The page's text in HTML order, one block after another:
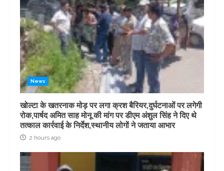
News
खोल्टा के खतरनाक मोड़ पर लगा क्रश बैरियर,दुर्घटनाओं पर लगेगी
रोक,पार्षद अमित साह मोनू की मांग पर डीएम अंशुल सिंह ने दिए थे
तत्काल कार्रवाई के निर्देश,स्थानीय लोगों ने जताया आभार
2 hours ago